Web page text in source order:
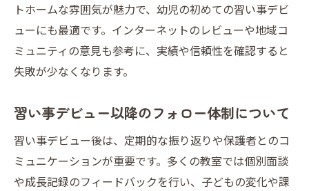
トホームな雰囲気が魅力で、幼児の初めての習い事デビ
ューにも最適です。インターネットのレビューや地域コ
ミュニティの意見も参考に、実績や信頼性を確認すると
失敗が少なくなります。
習い事デビュー以降のフォロー体制について
習い事デビュー後は、定期的な振り返りや保護者とのコ
ミュニケーションが重要です。多くの教室では個別面談
や成長記録のフィードバックを行い、子どもの変化や課